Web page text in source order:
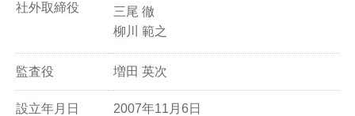
社外取締役
三尾 徹
柳川 範之
監査役 増田 英次
設立年月日 2007年11月6日